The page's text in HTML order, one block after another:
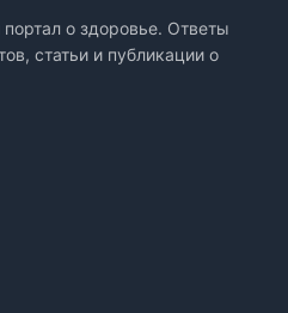
о здоровье. Ответы
статьи и публикации о